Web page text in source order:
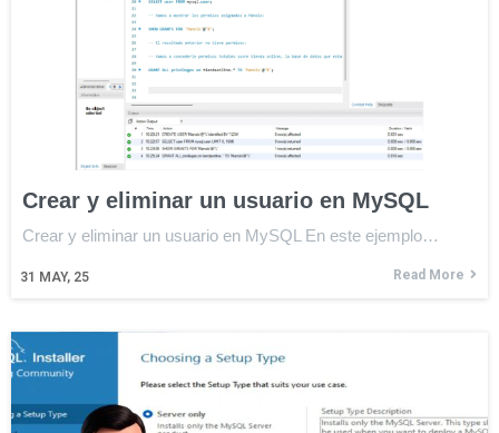
Crear y eliminar un usuario en MySQL
31 MAY, 25
Crear y eliminar un usuario en MySQL En este ejemplo…
Read More